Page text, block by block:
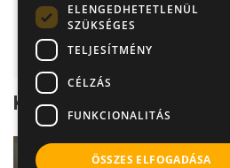
Kardiomiopátia
ELENGEDHETETLENÜL
SZÜKSÉGES
TELJESÍTMÉNY
CÉLZÁS
FUNKCIONALITÁS
ÖSSZES ELFOGADÁSA